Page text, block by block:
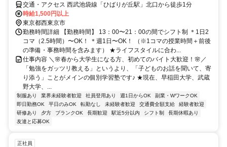
交通・アクセス 西武池袋線「ひばりが丘駅」北口から徒歩1分
時給1,500円以上
東京都西東京市
勤務時間詳細 【勤務時間】 13：00〜21：00の間でシフト制 ＊1日2
コマ（2.5時間）〜OK！ ＊週1日〜OK！ （※1コマの授業時間＋前後
の準備・事務時間を含みます） ★ライフスタイルに合わ...
仕事内容 ＼🌸春から大学生になる方、初めてのバイト大歓迎！🌸／
「勉強をガッツリ教える」というより、「子どものお話を聞いて、寄
り添う」ことがメインの個別学習塾です♪ ★現在、早稲田大学、武蔵
野大学、...
制服あり 業界未経験者歓迎 社員登用あり 週1日からOK
副業・WワークOK
即日勤務OK
平日のみOK 転勤なし 未経験者歓迎 交通費全額支給
経験者歓迎
研修あり
夕方 ブランクOK 長期歓迎 駅近5分以内 シフト制
長期休暇あり
友達と応募OK
正社員